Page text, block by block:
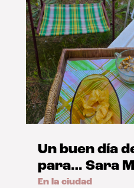
Un buen día
para… Sara
En la ciudad